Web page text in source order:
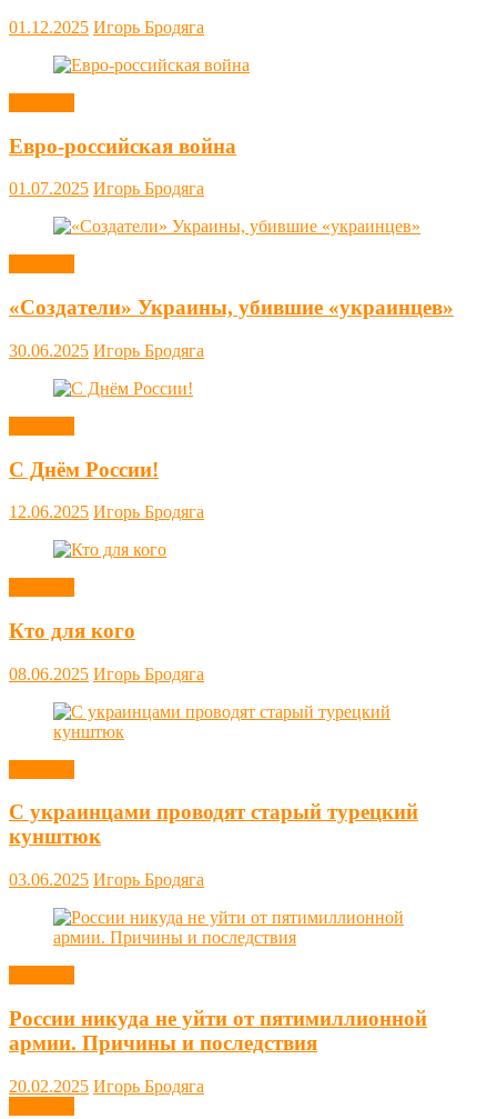
01.12.2025 Игорь Бродяга
Евро-российская война
01.07.2025 Игорь Бродяга
«Создатели» Украины, убившие «украинцев»
30.06.2025 Игорь Бродяга
С Днём России!
12.06.2025 Игорь Бродяга
Кто для кого
08.06.2025 Игорь Бродяга
С украинцами проводят старый турецкий
кунштюк
03.06.2025 Игорь Бродяга
России никуда не уйти от пятимиллионной
армии. Причины и последствия
20.02.2025 Игорь Бродяга